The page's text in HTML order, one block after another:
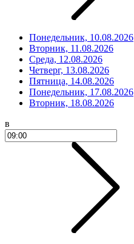
Понедельник, 10.08.2026
Вторник, 11.08.2026
Среда, 12.08.2026
Четверг, 13.08.2026
Пятница, 14.08.2026
Понедельник, 17.08.2026
Вторник, 18.08.2026
в